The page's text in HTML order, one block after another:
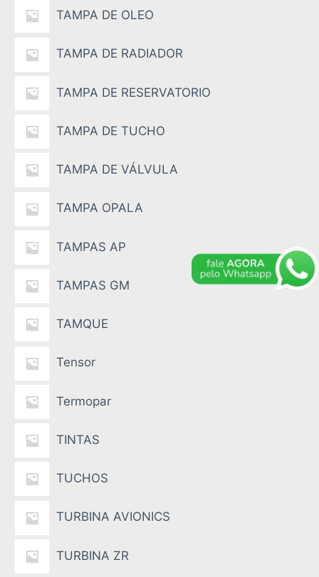
TAMPA DE OLEO
TAMPA DE RADIADOR
TAMPA DE RESERVATORIO
TAMPA DE TUCHO
TAMPA DE VÁLVULA
TAMPA OPALA
TAMPAS AP
TAMPAS GM
TAMQUE
Tensor
Termopar
TINTAS
TUCHOS
TURBINA AVIONICS
TURBINA ZR